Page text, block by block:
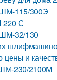
115/300Э
220 C
32/130
цены и
230/2100М